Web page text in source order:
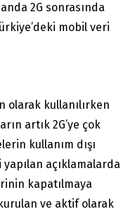
2G sonrasında
mobil veri
olarak kullanılırken
artık 2G’ye çok
kullanım dışı
yapılan açıklamalarda
kapatılmaya
ve aktif olarak